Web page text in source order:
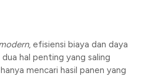
, efisiensi biaya dan daya
hal penting yang saling
mencari hasil panen yang